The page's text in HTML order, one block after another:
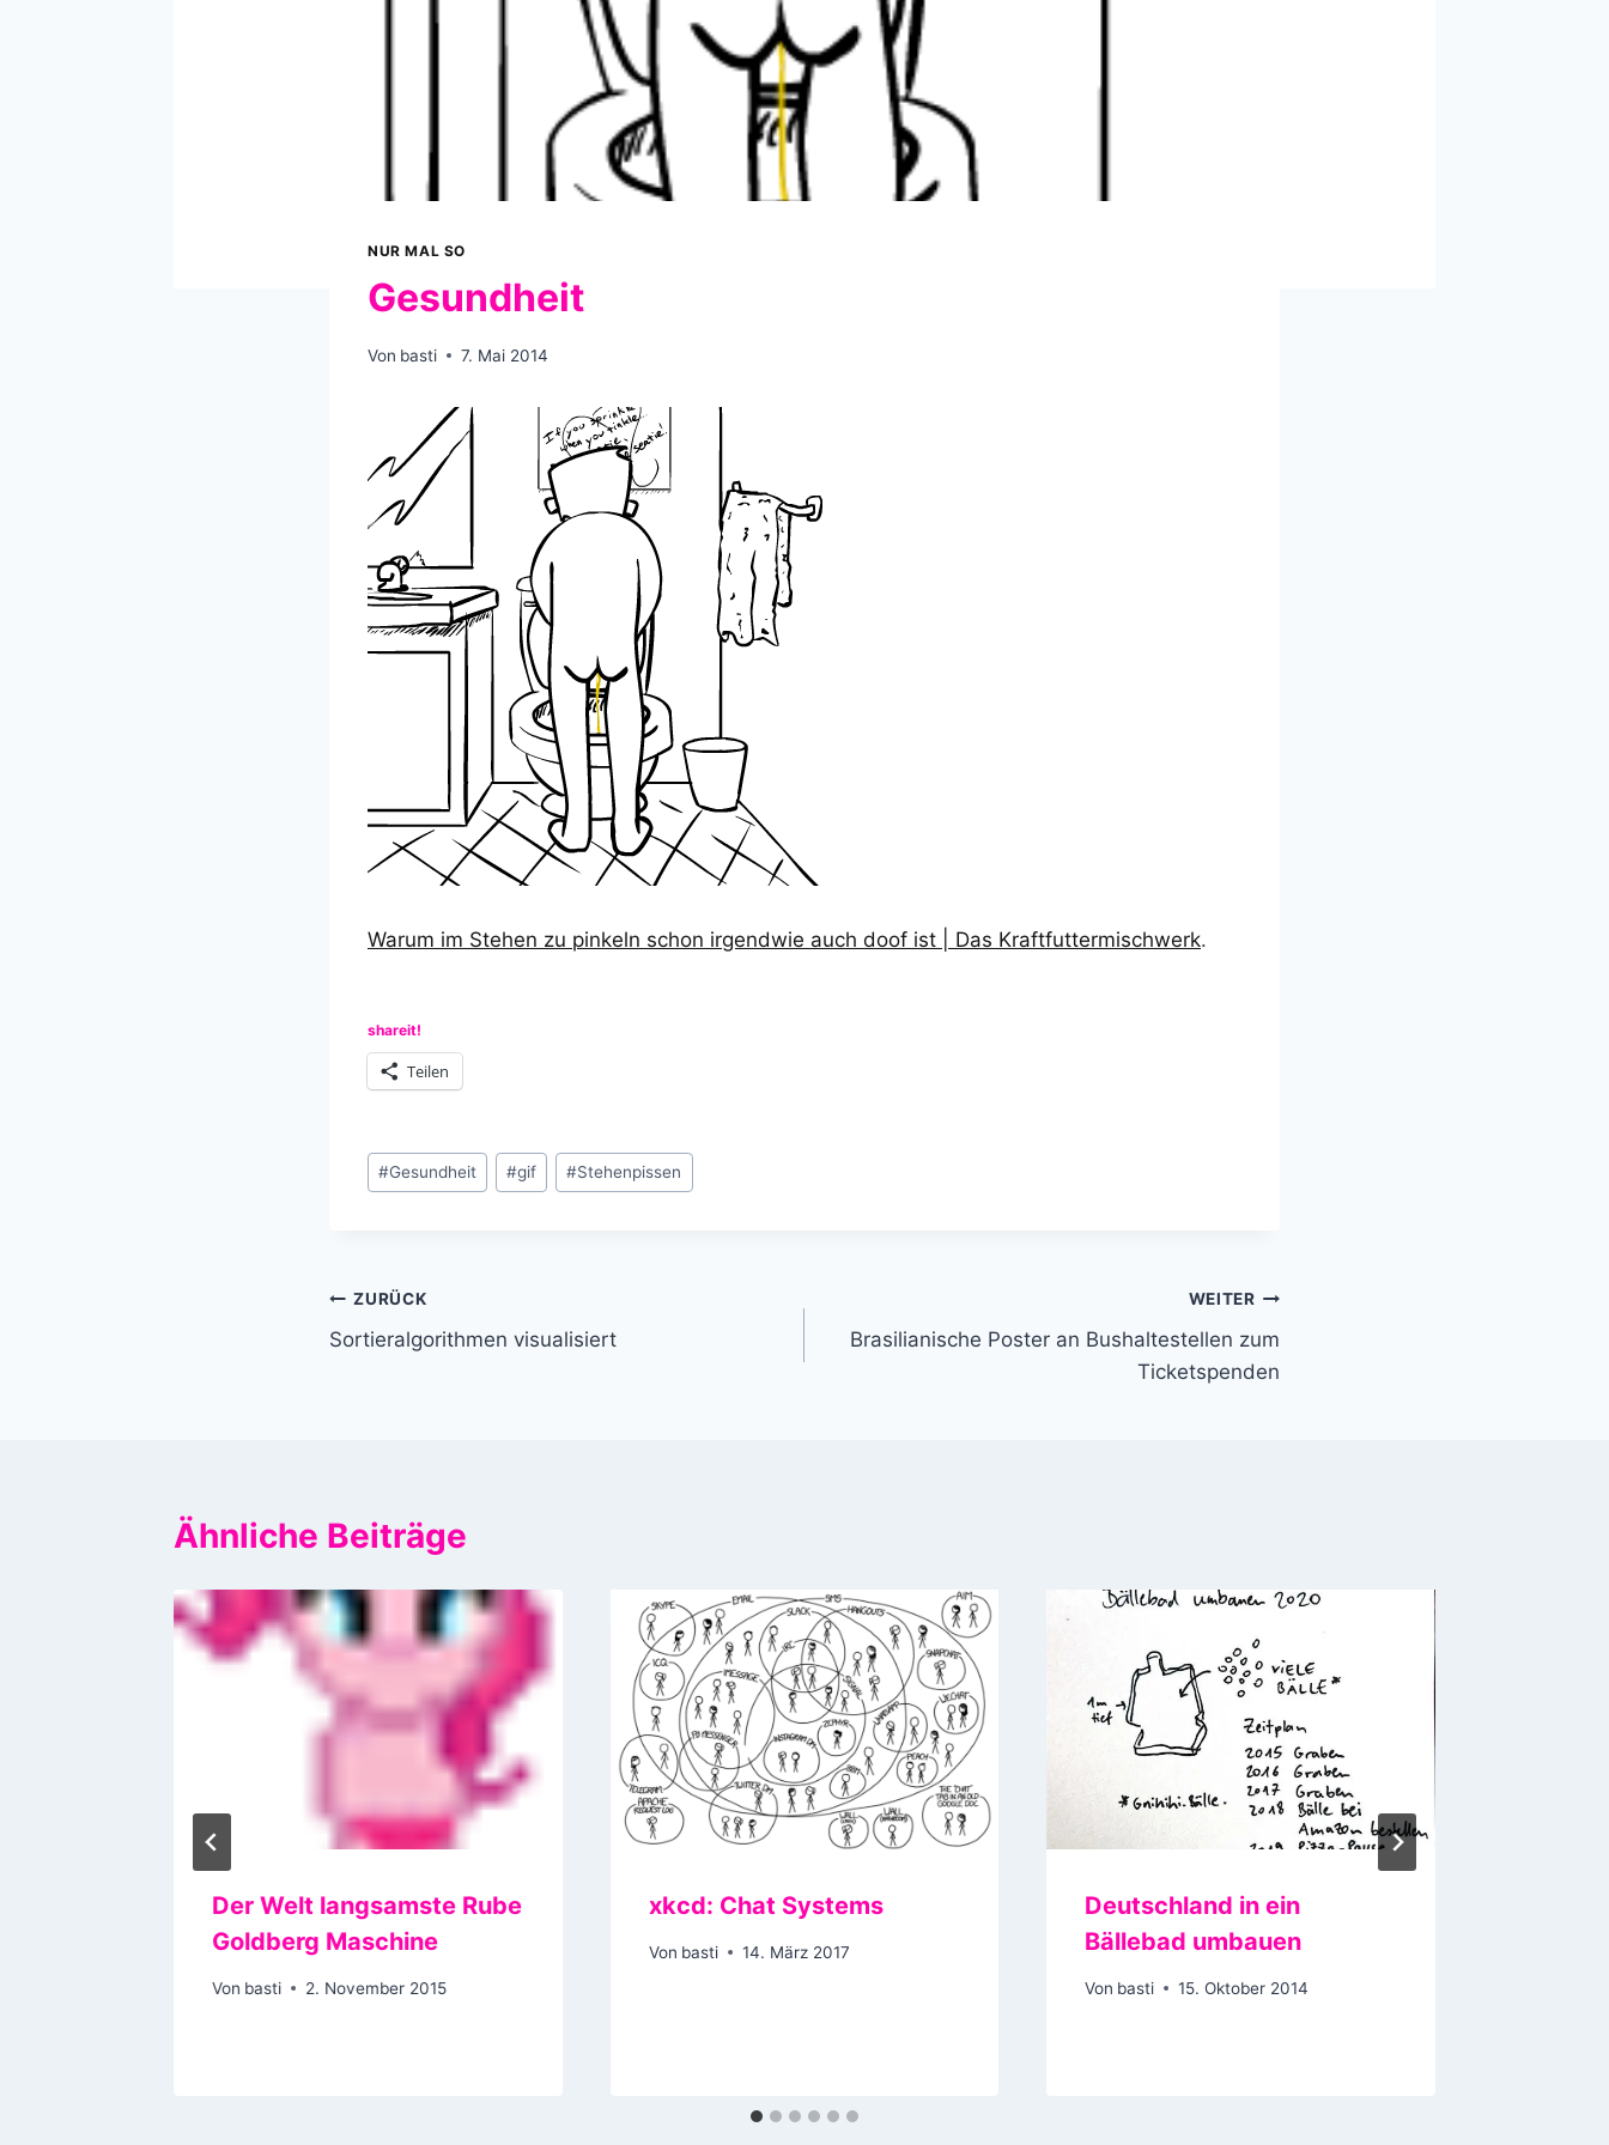
NUR MAL SO
Gesundheit
Von basti 7. Mai 2014
Warum im Stehen zu pinkeln schon irgendwie auch doof ist | Das Kraftfuttermischwerk.
shareit!
Teilen
Schlagworte:
#Gesundheit #gif #Stehenpissen
Beitragsnavigation
ZURÜCK
Sortieralgorithmen visualisiert
WEITER
Brasilianische Poster an Bushaltestellen zum
Ticketspenden
Ähnliche Beiträge
Der Welt langsamste Rube
Goldberg Maschine
Von basti 2. November 2015
xkcd: Chat Systems
Von basti 14. März 2017
Deutschland in ein
Bällebad umbauen
Von basti 15. Oktober 2014